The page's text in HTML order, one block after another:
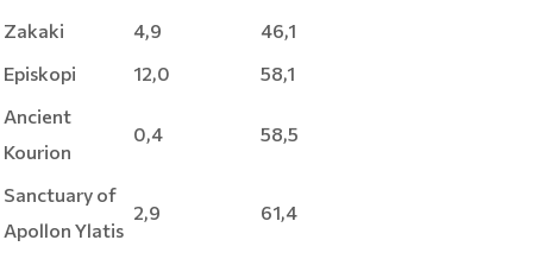
Zakaki 4,9
46,1
Episkopi
12,0
58,1
Ancient
Kourion
0,4 58,5
Sanctuary of
Apollon Ylatis
2,9 61,4